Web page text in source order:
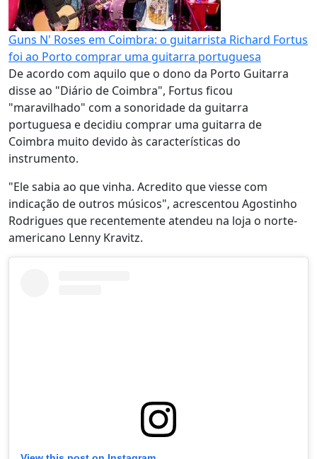
Guns N' Roses em Coimbra: o guitarrista Richard Fortus
foi ao Porto comprar uma guitarra portuguesa
De acordo com aquilo que o dono da Porto Guitarra
disse ao "Diário de Coimbra", Fortus ficou
"maravilhado" com a sonoridade da guitarra
portuguesa e decidiu comprar uma guitarra de
Coimbra muito devido às características do
instrumento.
"Ele sabia ao que vinha. Acredito que viesse com
indicação de outros músicos", acrescentou Agostinho
Rodrigues que recentemente atendeu na loja o norte-
americano Lenny Kravitz.